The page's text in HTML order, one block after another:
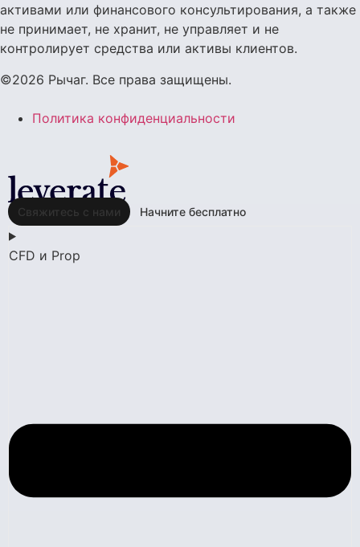
активами или финансового консультирования, а также
не принимает, не хранит, не управляет и не
контролирует средства или активы клиентов.
©2026 Рычаг. Все права защищены.
Политика конфиденциальности
Свяжитесь с нами Начните бесплатно
CFD и Prop